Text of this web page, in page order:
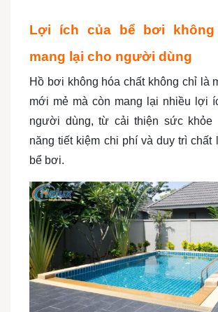
Lợi ích của bể bơi không
mang lại cho người dùng
Hồ bơi không hóa chất không chỉ là
mới mẻ mà còn mang lại nhiều lợi
người dùng, từ cải thiện sức khỏe
năng tiết kiệm chi phí và duy trì chất
bể bơi.